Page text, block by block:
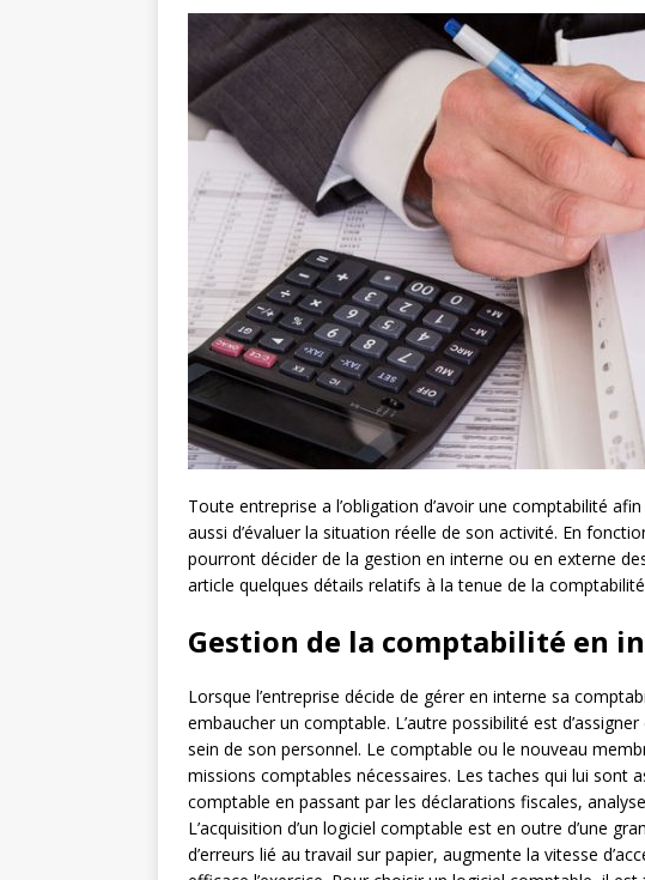
Toute entreprise a l’obligation d’avoir une comptabilité
aussi d’évaluer la situation réelle de son activité. En
pourront décider de la gestion en interne ou en externe
article quelques détails relatifs à la tenue de la
Gestion de la comptabilité en
Lorsque l’entreprise décide de gérer en interne sa
embaucher un comptable. L’autre possibilité est
sein de son personnel. Le comptable ou le nouveau
missions comptables nécessaires. Les taches qui lui sont
comptable en passant par les déclarations fiscales,
L’acquisition d’un logiciel comptable est en outre d’une
d’erreurs lié au travail sur papier, augmente la vitesse